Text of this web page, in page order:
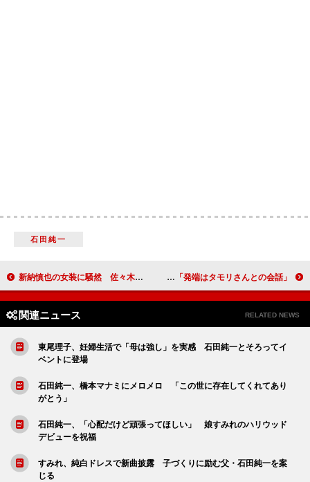
石田純一
新納慎也の女装に騒然 佐々木蔵之介「振り幅がすごい」 鶴瓶、新作落語の歌舞伎化に大喜び 「発端はタモリさんとの会話」
関連ニュース RELATED NEWS
東尾理子、妊婦生活で「母は強し」を実感 石田純一とそろってイ
ベントに登場
石田純一、橋本マナミにメロメロ 「この世に存在してくれてあり
がとう」
石田純一、「心配だけど頑張ってほしい」 娘すみれのハリウッド
デビューを祝福
すみれ、純白ドレスで新曲披露 子づくりに励む父・石田純一を案
じる